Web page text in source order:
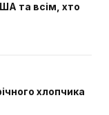
та всім, хто
хлопчика